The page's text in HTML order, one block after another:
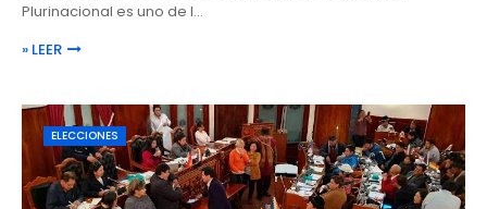
Plurinacional es uno de l…
» LEER
ELECCIONES